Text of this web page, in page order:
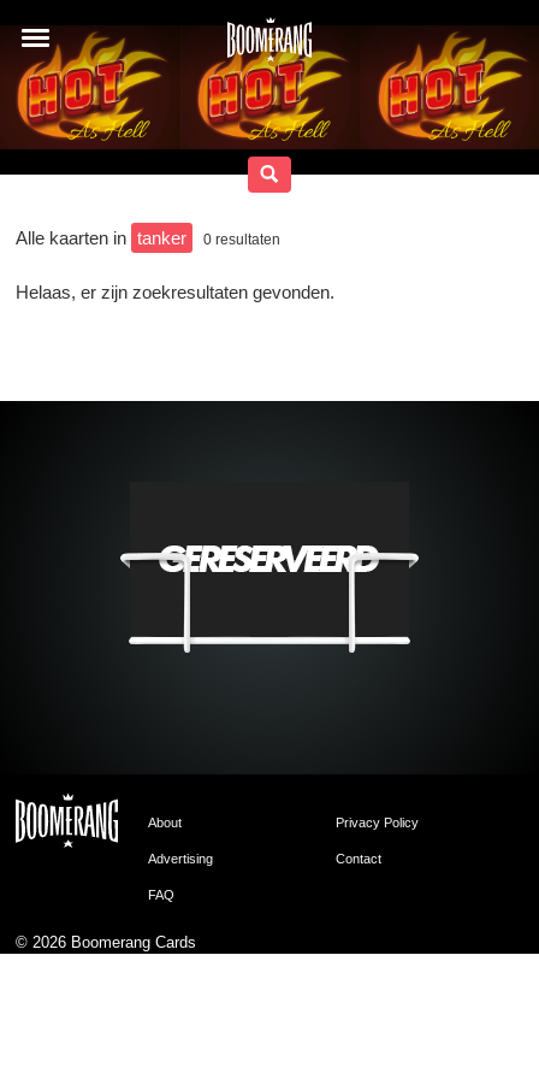
Alle kaarten in tanker 0 resultaten
Helaas, er zijn zoekresultaten gevonden.
About Privacy Policy
Advertising Contact
FAQ
© 2026 Boomerang Cards